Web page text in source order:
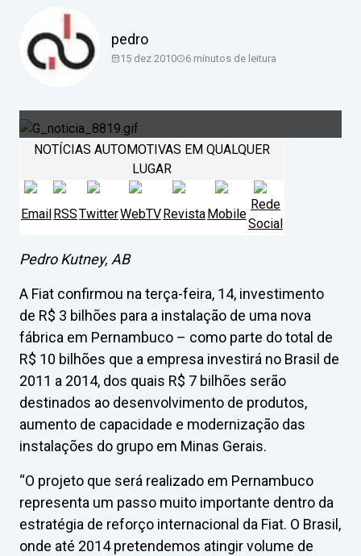
pedro
15 dez 2010 6 minutos de leitura
NOTÍCIAS AUTOMOTIVAS EM QUALQUER
LUGAR
EmailRSSTwitterWebTVRevistaMobile
Rede
Social
Pedro Kutney, AB
A Fiat confirmou na terça-feira, 14, investimento
de R$ 3 bilhões para a instalação de uma nova
fábrica em Pernambuco – como parte do total de
R$ 10 bilhões que a empresa investirá no Brasil de
2011 a 2014, dos quais R$ 7 bilhões serão
destinados ao desenvolvimento de produtos,
aumento de capacidade e modernização das
instalações do grupo em Minas Gerais.
“O projeto que será realizado em Pernambuco
representa um passo muito importante dentro da
estratégia de reforço internacional da Fiat. O Brasil,
onde até 2014 pretendemos atingir volume de